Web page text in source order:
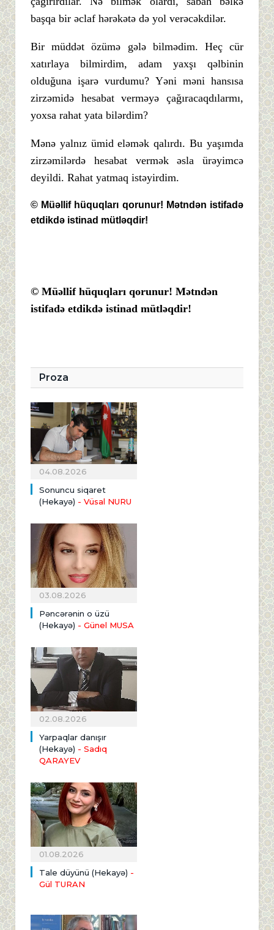
başqa bir əclaf hərəkətə də yol verəcəkdilər.
Bir müddət özümə gələ bilmədim. Heç cür
xatırlaya bilmirdim, adam yaxşı qəlbinin
olduğuna işarə vurdumu? Yəni məni hansısa
zirzəmidə hesabat verməyə çağıracaqdılarmı,
yoxsa rahat yata bilərdim?
Mənə yalnız ümid eləmək qalırdı. Bu yaşımda
zirzəmilərdə hesabat vermək əsla ürəyimcə
deyildi. Rahat yatmaq istəyirdim.
© Müəllif hüquqları qorunur! Mətndən istifadə
etdikdə istinad mütləqdir!
© Müəllif hüquqları qorunur! Mətndən
istifadə etdikdə istinad mütləqdir!
Proza
04.08.2026
Sonuncu siqaret
(Hekayə) - Vüsal NURU
03.08.2026
Pəncərənin o üzü
(Hekayə) - Günel MUSA
02.08.2026
Yarpaqlar danışır
(Hekayə) - Sadıq
QARAYEV
01.08.2026
Tale düyünü (Hekayə) -
Gül TURAN